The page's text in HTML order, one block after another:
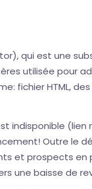
qui est une
utilisée pour
fichier HTML,
indisponible
Outre le
et prospects en
une baisse de